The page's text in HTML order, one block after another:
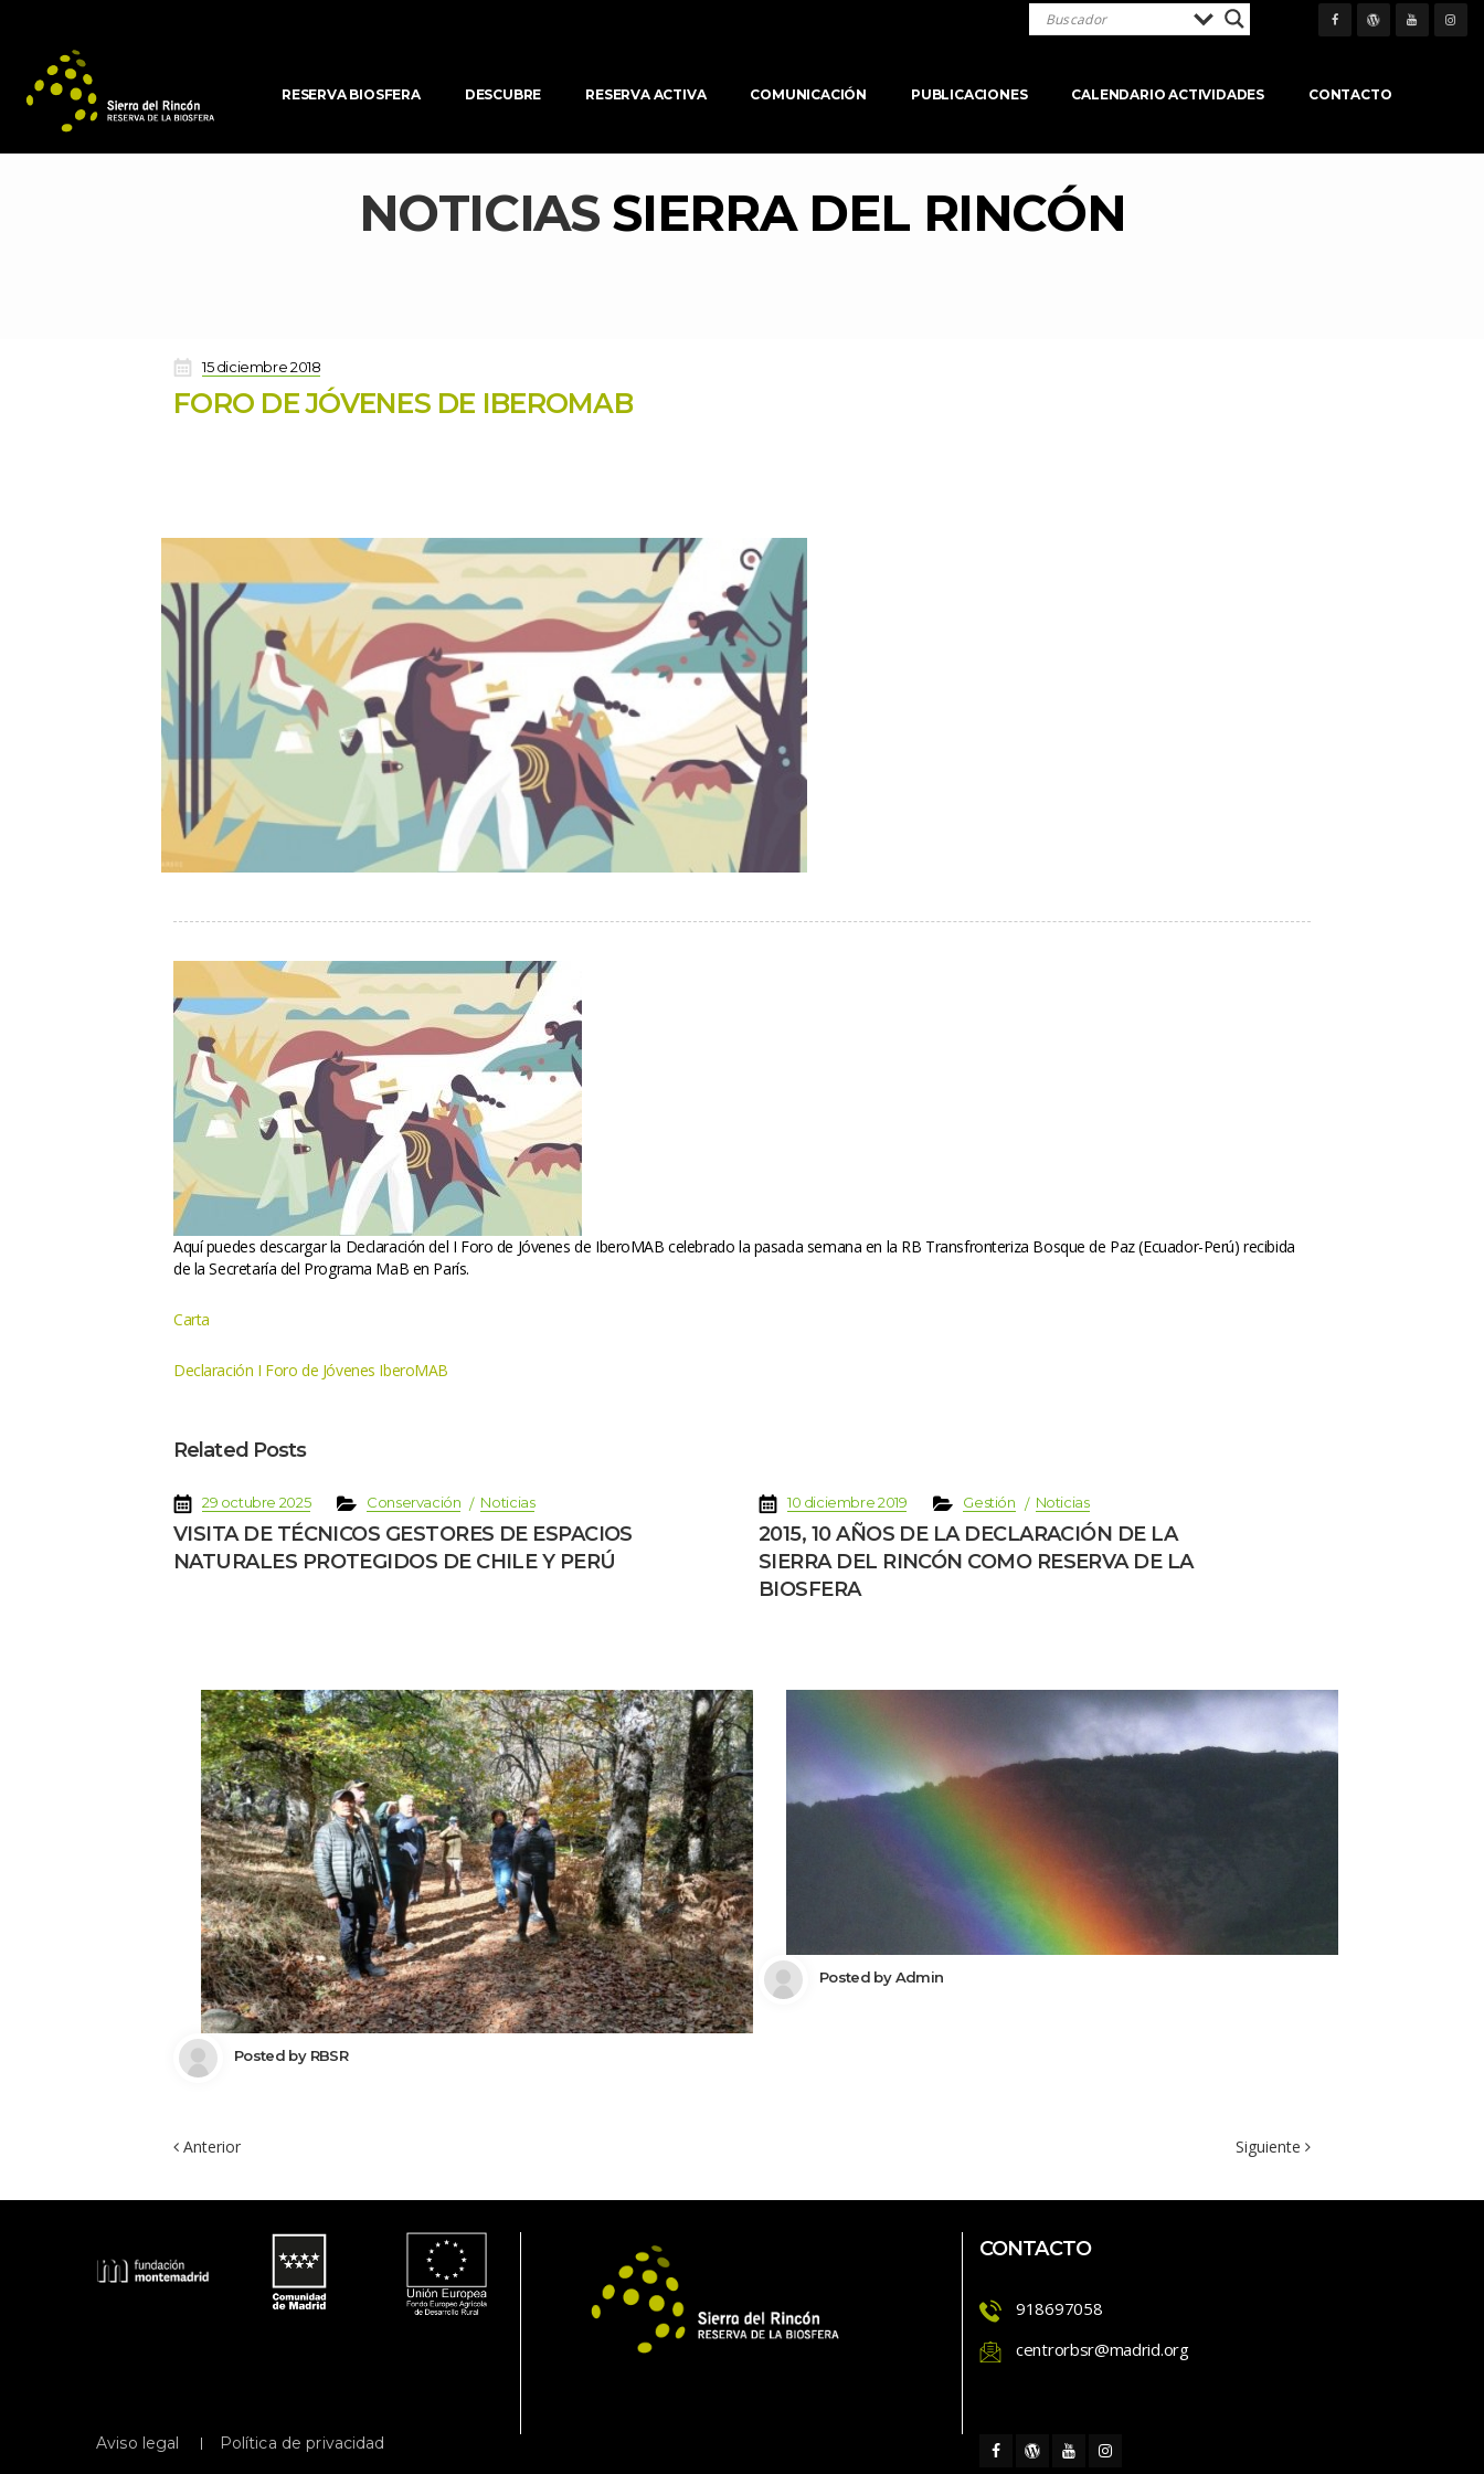
RESERVA BIOSFERA DESCUBRE RESERVA ACTIVA COMUNICACIÓN PUBLICACIONES CALENDARIO ACTIVIDADES CONTACTO
NOTICIAS SIERRA DEL RINCÓN
15 diciembre 2018
FORO DE JÓVENES DE IBEROMAB
Aquí puedes descargar la Declaración del I Foro de Jóvenes de IberoMAB celebrado la pasada semana en la RB Transfronteriza Bosque de Paz (Ecuador-Perú) recibida
de la Secretaría del Programa MaB en París.
Carta
Declaración I Foro de Jóvenes IberoMAB
Related Post
29 octubre 2025 Conservación Noticia
VISITA DE TÉCNICOS GESTORES DE ESPACIOS
NATURALES PROTEGIDOS DE CHILE Y PERÚ
Posted by RBSR
10 diciembre 2019 Gestión Noticia
2015, 10 AÑOS DE LA DECLARACIÓN DE LA
SIERRA DEL RINCÓN COMO RESERVA DE LA
BIOSFERA
Posted by Admin
Anterior Siguiente
Aviso legal Política de privacidad
CONTACTO
918697058
centrorbsr@madrid.org